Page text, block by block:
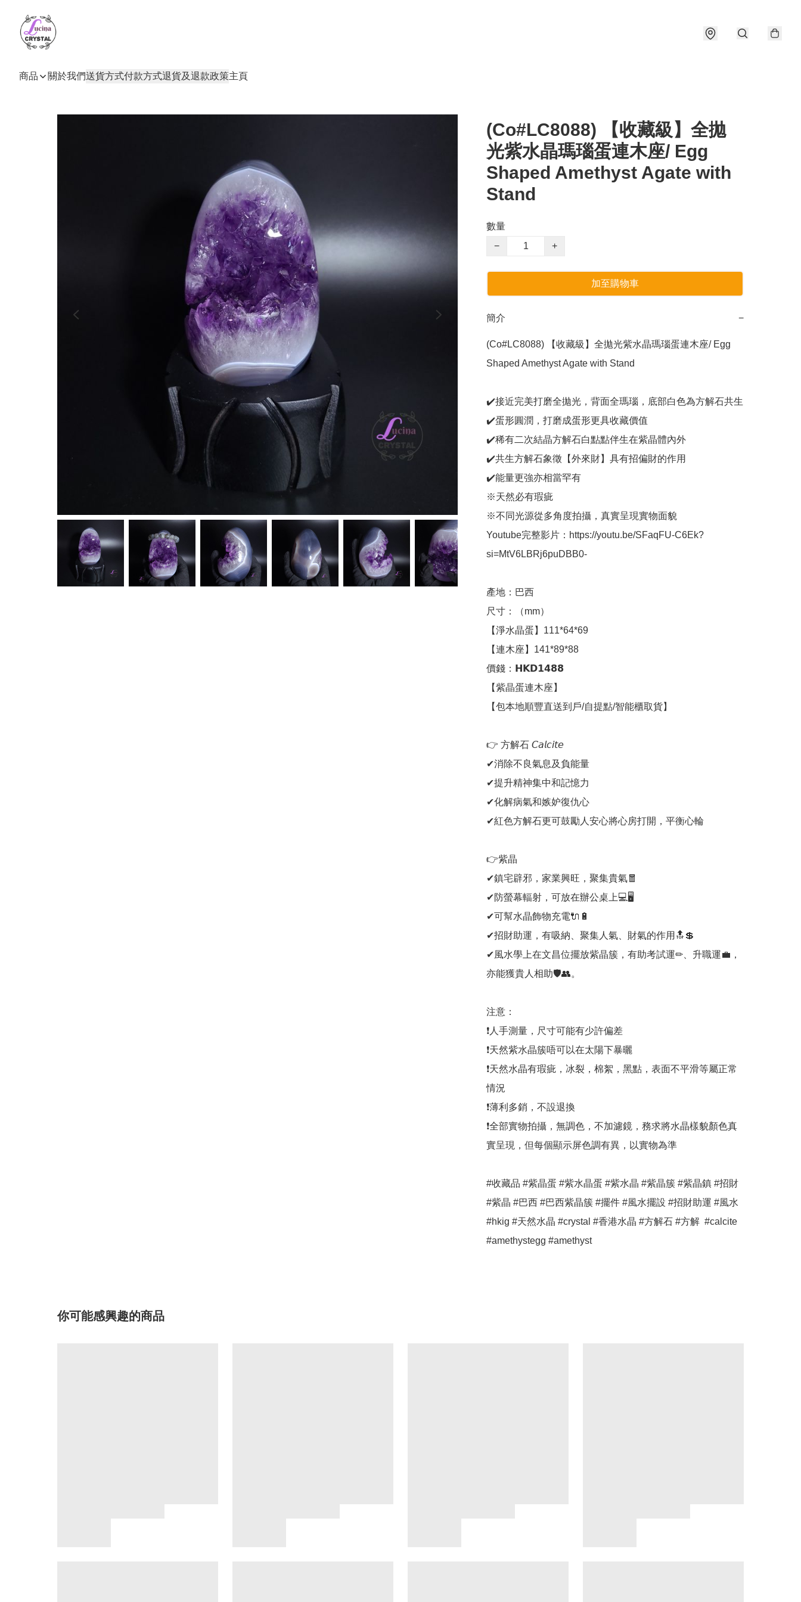
商品 關於我們送貨方式付款方式退貨及退款政策主頁
(Co#LC8088) 【收藏級】全拋
光紫水晶瑪瑙蛋連木座/ Egg
Shaped Amethyst Agate with
Stand
數量
−
+
加至購物車
簡介 −
(Co#LC8088) 【收藏級】全拋光紫水晶瑪瑙蛋連木座/ Egg
Shaped Amethyst Agate with Stand
✔️接近完美打磨全拋光，背面全瑪瑙，底部白色為方解石共生
✔️蛋形圓潤，打磨成蛋形更具收藏價值
✔️稀有二次結晶方解石白點點伴生在紫晶體內外
✔️共生方解石象徵【外來財】具有招偏財的作用
✔️能量更強亦相當罕有
※天然必有瑕疵
※不同光源從多角度拍攝，真實呈現實物面貌
Youtube完整影片：https://youtu.be/SFaqFU-C6Ek?
si=MtV6LBRj6puDBB0-
產地：巴西
尺寸：（mm）
【淨水晶蛋】111*64*69
【連木座】141*89*88
價錢：𝗛𝗞𝗗𝟭𝟰𝟴𝟴
【紫晶蛋連木座】
【包本地順豐直送到戶/自提點/智能櫃取貨】
👉 方解石​ 𝘊𝘢𝘭𝘤𝘪𝘵𝘦 ​
✔消除不良氣息及負能量​
✔提升精神集中和記憶力​
✔化解病氣和嫉妒復仇心​
✔紅色方解石更可鼓勵人安心將心房打開，平衡心輪
👉紫晶
✔鎮宅辟邪，家業興旺，聚集貴氣🧧
✔防螢幕輻射，可放在辦公桌上💻🖥
✔可幫水晶飾物充電🔌🔋
✔招財助運，有吸納、聚集人氣、財氣的作用🔝💲
✔風水學上在文昌位擺放紫晶簇，有助考試運✏、升職運💼，
亦能獲貴人相助🛡👥。
注意：
❗人手測量，尺寸可能有少許偏差
❗天然紫水晶簇唔可以在太陽下暴曬
❗天然水晶有瑕疵，冰裂，棉絮，黑點，表面不平滑等屬正常
情況
❗薄利多銷，不設退換
❗全部實物拍攝，無調色，不加濾鏡，務求將水晶樣貌顏色真
實呈現，但每個顯示屏色調有異，以實物為準
#收藏品 #紫晶蛋 #紫水晶蛋 #紫水晶 #紫晶簇 #紫晶鎮 #招財
#紫晶 #巴西 #巴西紫晶簇 #擺件 #風水擺設 #招財助運 #風水
#hkig #天然水晶 #crystal #香港水晶 #方解石 #方解  #calcite
#amethystegg #amethyst
你可能感興趣的商品